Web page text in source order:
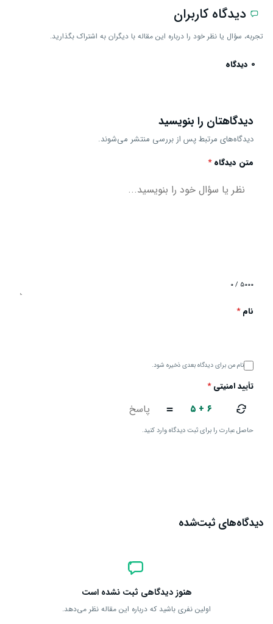
دیدگاه کاربران
تجربه، سؤال یا نظر خود را درباره این مقاله با دیگران به اشتراک بگذارید.
0 دیدگاه
دیدگاهتان را بنویسید
دیدگاه‌های مرتبط پس از بررسی منتشر می‌شوند.
متن دیدگاه*
۰ / ۵۰۰۰
نام*
نام من برای دیدگاه بعدی ذخیره شود.
تأیید امنیتی*
۵ + ۶ =
حاصل عبارت را برای ثبت دیدگاه وارد کنید.
دیدگاه‌های ثبت‌شده
هنوز دیدگاهی ثبت نشده است
اولین نفری باشید که درباره این مقاله نظر می‌دهد.